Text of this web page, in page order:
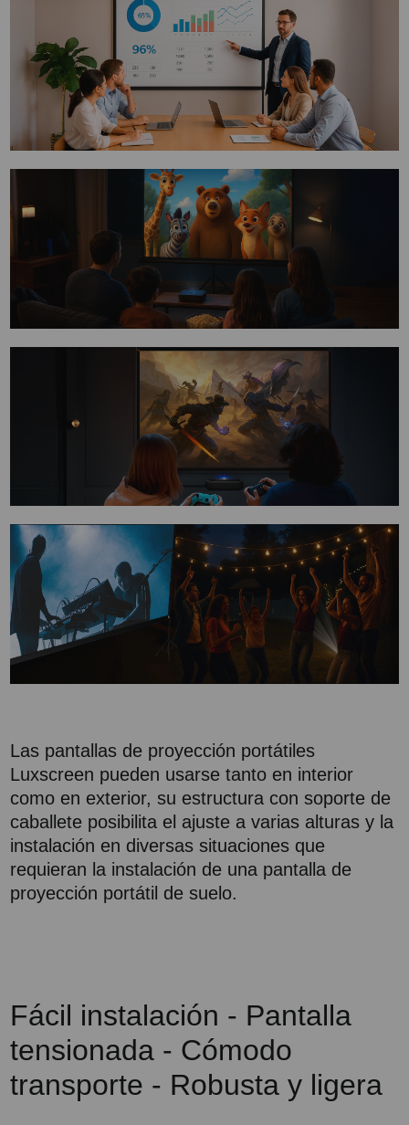
Las pantallas de proyección portátiles
Luxscreen pueden usarse tanto en interior
como en exterior, su estructura con soporte de
caballete posibilita el ajuste a varias alturas y la
instalación en diversas situaciones que
requieran la instalación de una pantalla de
proyección portátil de suelo.
Fácil instalación - Pantalla
tensionada - Cómodo
transporte - Robusta y ligera